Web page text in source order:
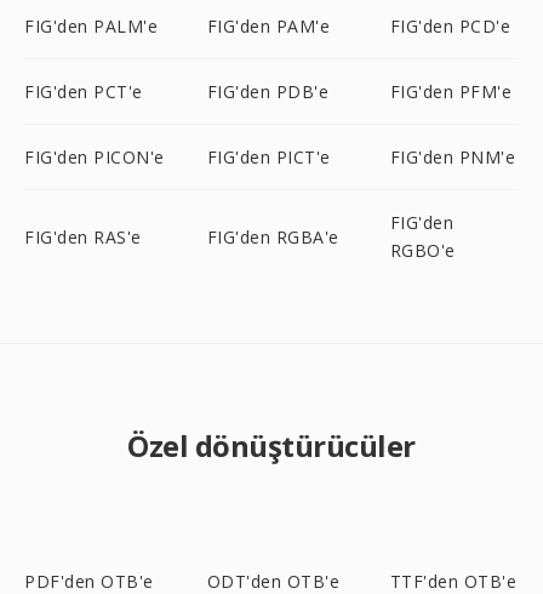
FIG'den PALM'e FIG'den PAM'e FIG'den PCD'e
FIG'den PCT'e FIG'den PDB'e FIG'den PFM'e
FIG'den PICON'e FIG'den PICT'e FIG'den PNM'e
FIG'den RAS'e FIG'den RGBA'e
FIG'den
RGBO'e
Özel dönüştürücüler
PDF'den OTB'e ODT'den OTB'e TTF'den OTB'e